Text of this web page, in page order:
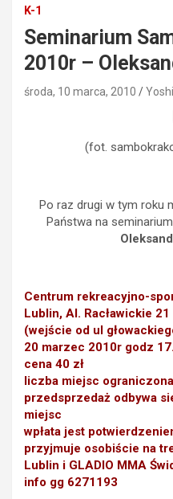
K-1
Seminarium
2010r –
środa, 10 marca, 2010 Yoshi
(fot.
Po raz drugi w tym roku
Państwa na seminarium
Centrum rekreacyjno-
Lublin, Al. Racławickie 21
(wejście od ul
20 marzec 2010r godz
cena 40 zł
liczba miejsc
przedsprzedaż odbywa
miejsc
wpłata jest
przyjmuje osobiście na
Lublin i GLADIO MMA
info gg 6271193